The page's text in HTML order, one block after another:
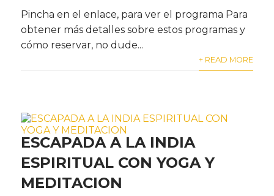
Pincha en el enlace, para ver el programa Para
obtener más detalles sobre estos programas y
cómo reservar, no dude...
+ READ MORE
ESCAPADA A LA INDIA
ESPIRITUAL CON YOGA Y
MEDITACION